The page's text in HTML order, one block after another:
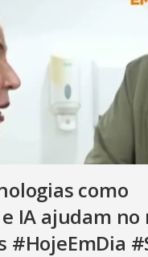
como
IA ajudam no
#HojeEmDia